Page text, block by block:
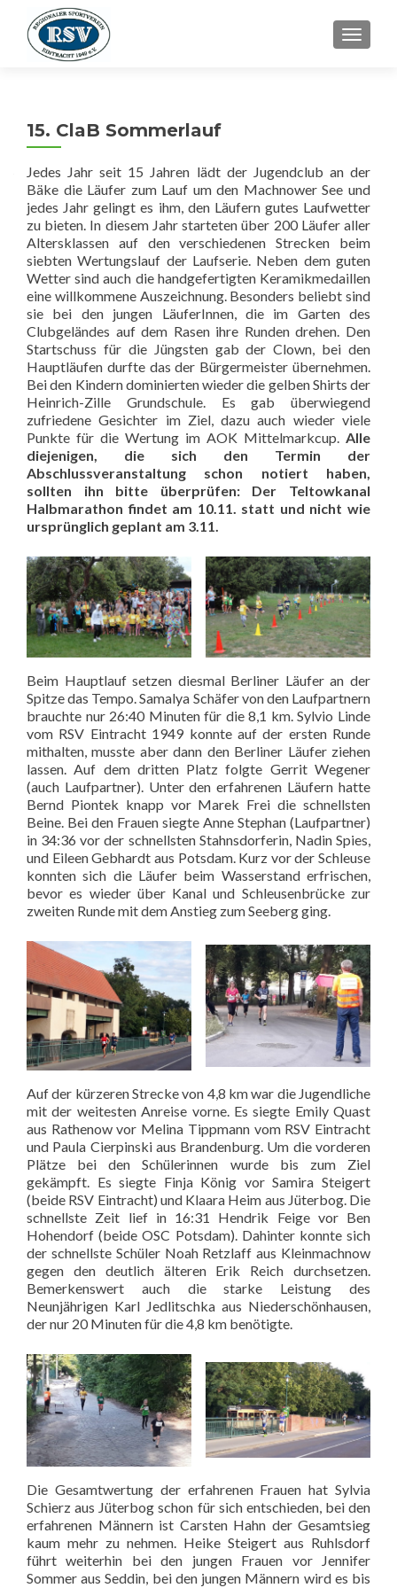
15. ClaB Sommerlauf
Jedes Jahr seit 15 Jahren lädt der Jugendclub an der
Bäke die Läufer zum Lauf um den Machnower See und
jedes Jahr gelingt es ihm, den Läufern gutes Laufwetter
zu bieten. In diesem Jahr starteten über 200 Läufer aller
Altersklassen auf den verschiedenen Strecken beim
siebten Wertungslauf der Laufserie. Neben dem guten
Wetter sind auch die handgefertigten Keramikmedaillen
eine willkommene Auszeichnung. Besonders beliebt sind
sie bei den jungen LäuferInnen, die im Garten des
Clubgeländes auf dem Rasen ihre Runden drehen. Den
Startschuss für die Jüngsten gab der Clown, bei den
Hauptläufen durfte das der Bürgermeister übernehmen.
Bei den Kindern dominierten wieder die gelben Shirts der
Heinrich-Zille Grundschule. Es gab überwiegend
zufriedene Gesichter im Ziel, dazu auch wieder viele
Punkte für die Wertung im AOK Mittelmarkcup. Alle
diejenigen, die sich den Termin der
Abschlussveranstaltung schon notiert haben,
sollten ihn bitte überprüfen: Der Teltowkanal
Halbmarathon findet am 10.11. statt und nicht wie
ursprünglich geplant am 3.11.
Beim Hauptlauf setzen diesmal Berliner Läufer an der
Spitze das Tempo. Samalya Schäfer von den Laufpartnern
brauchte nur 26:40 Minuten für die 8,1 km. Sylvio Linde
vom RSV Eintracht 1949 konnte auf der ersten Runde
mithalten, musste aber dann den Berliner Läufer ziehen
lassen. Auf dem dritten Platz folgte Gerrit Wegener
(auch Laufpartner). Unter den erfahrenen Läufern hatte
Bernd Piontek knapp vor Marek Frei die schnellsten
Beine. Bei den Frauen siegte Anne Stephan (Laufpartner)
in 34:36 vor der schnellsten Stahnsdorferin, Nadin Spies,
und Eileen Gebhardt aus Potsdam. Kurz vor der Schleuse
konnten sich die Läufer beim Wasserstand erfrischen,
bevor es wieder über Kanal und Schleusenbrücke zur
zweiten Runde mit dem Anstieg zum Seeberg ging.
Auf der kürzeren Strecke von 4,8 km war die Jugendliche
mit der weitesten Anreise vorne. Es siegte Emily Quast
aus Rathenow vor Melina Tippmann vom RSV Eintracht
und Paula Cierpinski aus Brandenburg. Um die vorderen
Plätze bei den Schülerinnen wurde bis zum Ziel
gekämpft. Es siegte Finja König vor Samira Steigert
(beide RSV Eintracht) und Klaara Heim aus Jüterbog. Die
schnellste Zeit lief in 16:31 Hendrik Feige vor Ben
Hohendorf (beide OSC Potsdam). Dahinter konnte sich
der schnellste Schüler Noah Retzlaff aus Kleinmachnow
gegen den deutlich älteren Erik Reich durchsetzen.
Bemerkenswert auch die starke Leistung des
Neunjährigen Karl Jedlitschka aus Niederschönhausen,
der nur 20 Minuten für die 4,8 km benötigte.
Die Gesamtwertung der erfahrenen Frauen hat Sylvia
Schierz aus Jüterbog schon für sich entschieden, bei den
erfahrenen Männern ist Carsten Hahn der Gesamtsieg
kaum mehr zu nehmen. Heike Steigert aus Ruhlsdorf
führt weiterhin bei den jungen Frauen vor Jennifer
Sommer aus Seddin, bei den jungen Männern wird es bis